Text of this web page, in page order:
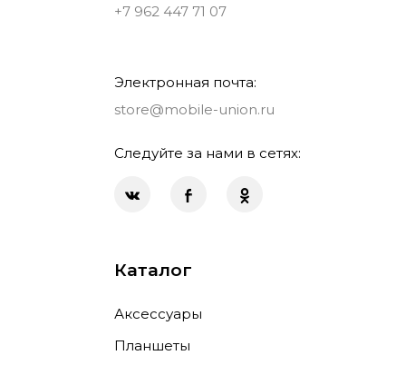
+7 962 447 71 07
Электронная почта:
store@mobile-union.ru
Следуйте за нами в сетях:
Каталог
Аксессуары
Планшеты